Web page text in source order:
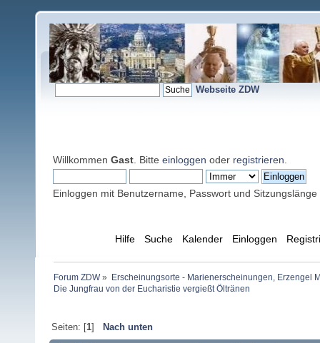
Webseite ZDW
Willkommen Gast . Bitte einloggen oder registrieren
Einloggen mit Benutzername, Passwort und Sitzungslänge
Hilfe Suche Kalender Einloggen
Forum ZDW»
Erscheinungsorte - Marienerscheinungen, Erzengel
Die Jungfrau von der Eucharistie vergießt Öltränen
Seiten: [1] Nach unten